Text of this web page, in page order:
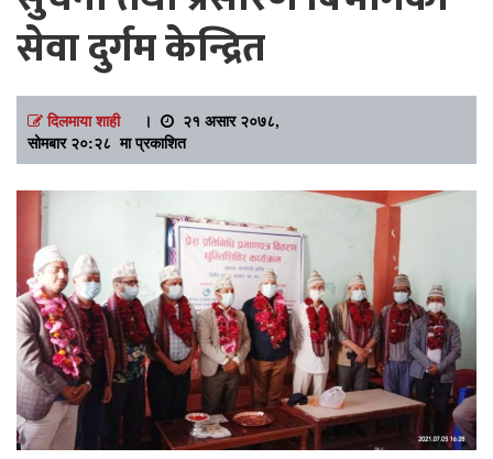
सेवा दुर्गम केन्द्रित
दिलमाया शाही।
२१ असार २०७८,
सोमबार २०:२८ मा प्रकाशित